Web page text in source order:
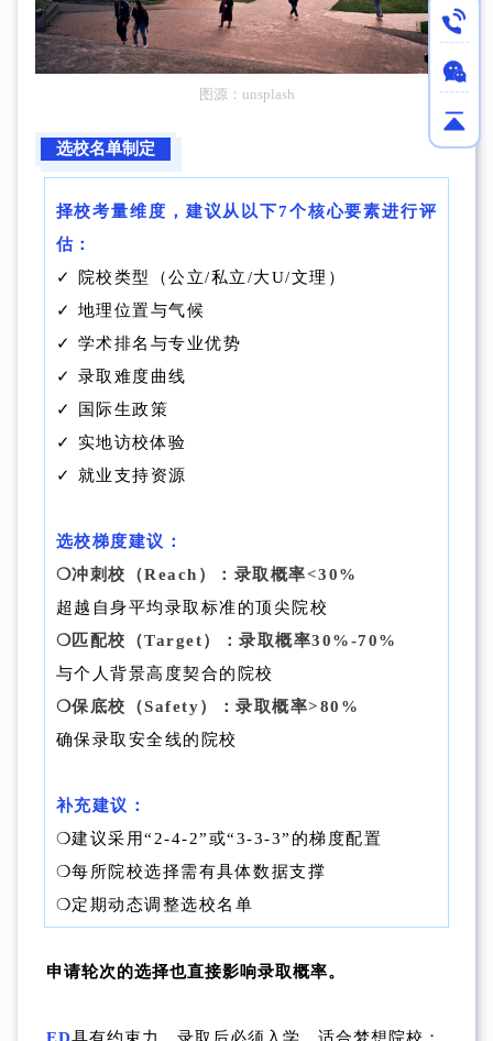
图源：unsplash
选校名单制定
择校考量维度，建议从以下7个核心要素进行评
估：
✓ 院校类型（公立/私立/大U/文理）
✓ 地理位置与气候
✓ 学术排名与专业优势
✓ 录取难度曲线
✓ 国际生政策
✓ 实地访校体验
✓ 就业支持资源
选校梯度建议：
❍冲刺校（Reach）：录取概率<30%
超越自身平均录取标准的顶尖院校
❍匹配校（Target）：录取概率30%-70%
与个人背景高度契合的院校
❍保底校（Safety）：录取概率>80%
确保录取安全线的院校
补充建议：
❍建议采用“2-4-2”或“3-3-3”的梯度配置
❍每所院校选择需有具体数据支撑
❍定期动态调整选校名单
申请轮次的选择也直接影响录取概率。